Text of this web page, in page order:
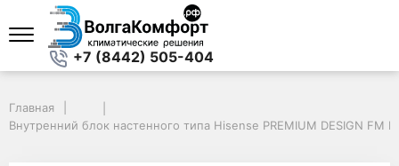
+7 (8442) 505-404
Внутренний блок настенного типа Hisense PREMIUM DESIGN FM
Главная
Внутренний блок настенного типа Hisense PREMIUM DESIGN FM